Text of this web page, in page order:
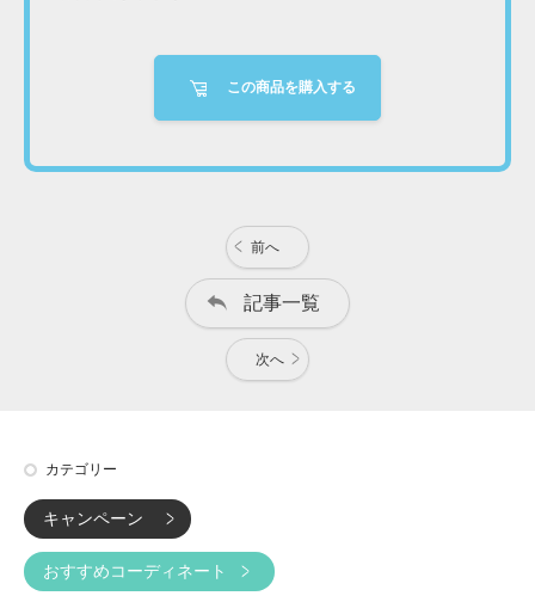
この商品を購入する
前へ
記事一覧
次へ
カテゴリー
キャンペーン
おすすめコーディネート